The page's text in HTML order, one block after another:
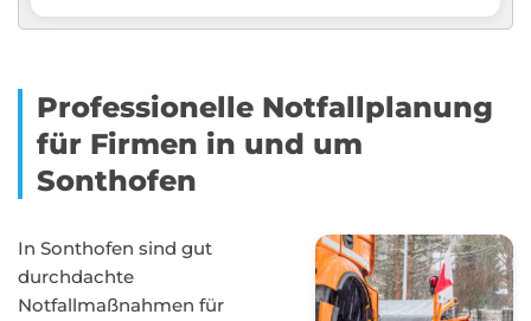
Professionelle Notfallplanung
für Firmen in und um
Sonthofen
In Sonthofen sind gut
durchdachte
Notfallmaßnahmen für